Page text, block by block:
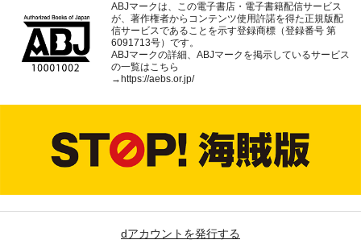
ABJマークは、この電子書店・電子書籍配信サービス
が、著作権者からコンテンツ使用許諾を得た正規版配
信サービスであることを示す登録商標（登録番号 第
6091713号）です。
ABJマークの詳細、ABJマークを掲示しているサービス
の一覧はこちら
→ https://aebs.or.jp/
dアカウントを発行する